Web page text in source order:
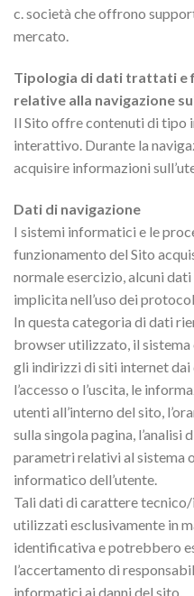
c. società che offrono
mercato.
Tipologia di dati trattati e
relative alla navigazione
Il Sito offre contenuti di tipo
interattivo. Durante la
acquisire informazioni
Dati di navigazione
I sistemi informatici e le
funzionamento del Sito
normale esercizio, alcuni
implicita nell’uso dei
In questa categoria di dati
browser utilizzato, il
gli indirizzi di siti internet
l’accesso o l’uscita, le
utenti all’interno del sito,
sulla singola pagina, l’analisi
parametri relativi al sistema
informatico dell’utente.
Tali dati di carattere
utilizzati esclusivamente in
identificativa e potrebbero
l’accertamento di
informatici ai danni del sito.